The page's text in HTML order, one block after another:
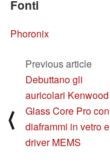
Fonti
Phoronix
⟨
Previous article
Debuttano gli
auricolari Kenwood
Glass Core Pro con
diaframmi in vetro e
driver MEMS